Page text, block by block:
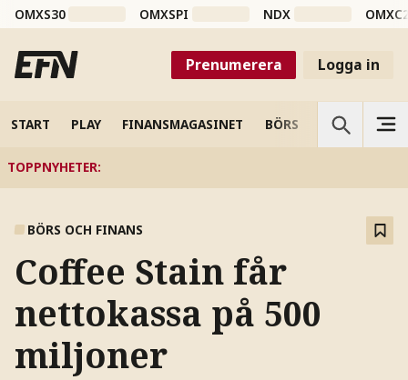
OMXS30 OMXSPI NDX
Prenumerera Logga in
START PLAY FINANSMAGASINET BÖRS VETENSKAP
TOPPNYHETER:
BÖRS OCH FINANS
Coffee Stain får
nettokassa på 500
miljoner